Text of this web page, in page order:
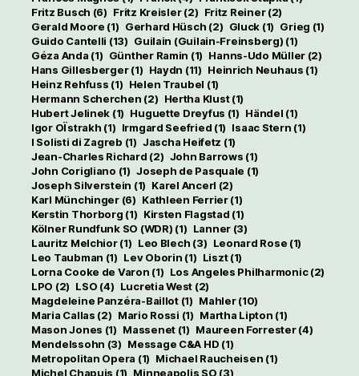
Fritz Busch (6) Fritz Kreisler(2) Fritz Reiner(2)
Gerald Moore (1) Gerhard Hüsch (2) Gluck (1) Grieg (1)
Guido Cantelli (13) Guilain (Guilain-Freinsberg) (1)
Géza Anda (1) Günther Ramin (1) Hanns-Udo Müller (2)
Hans Gillesberger(1) Haydn (11) Heinrich Neuhaus (1)
Heinz Rehfuss (1) Helen Traubel (1)
Hermann Scherchen (2) Hertha Klust(1)
Hubert Jelinek (1) Huguette Dreyfus (1) Händel (1)
Igor OÏstrakh (1) Irmgard Seefried (1) Isaac Stern (1)
I Solisti di Zagreb (1) Jascha Heifetz (1)
Jean-Charles Richard (2) John Barrows (1)
John Corigliano (1) Joseph de Pasquale (1)
Joseph Silverstein (1) Karel Ancerl (2)
Karl Münchinger(6) Kathleen Ferrier(1)
Kerstin Thorborg (1) Kirsten Flagstad (1)
Kölner Rundfunk SO (WDR) (1) Lanner (3)
Lauritz Melchior(1) Leo Blech (3) Leonard Rose (1)
Leo Taubman (1) Lev Oborin (1) Liszt(1)
Lorna Cooke de Varon (1) Los Angeles Philharmonic(2)
LPO (2) LSO (4) Lucretia West (2)
Magdeleine Panzéra-Baillot(1) Mahler(10)
Maria Callas (2) Mario Rossi (1) Martha Lipton (1)
Mason Jones (1) Massenet(1) Maureen Forrester(4)
Mendelssohn (3) Message C&A HD (1)
Metropolitan Opera (1) Michael Raucheisen (1)
Michel Chapuis (1) Minneapolis SO (3)